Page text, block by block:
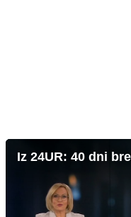
Iz 24UR: 40 dni